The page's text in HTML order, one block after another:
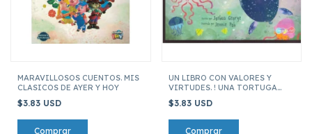
MARAVILLOSOS CUENTOS. MIS
CLASICOS DE AYER Y HOY
$3.83 USD
UN LIBRO CON VALORES Y
VIRTUDES. ! UNA TORTUGA
$3.83 USD